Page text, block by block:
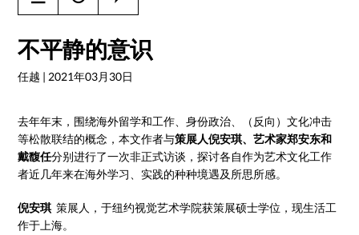
不平静的意识
任越 | 2021年03月30日
去年年末，围绕海外留学和工作、身份政治、（反向）文化冲击
等松散联结的概念，本文作者与策展人倪安琪、艺术家郑安东和
戴馥任分别进行了一次非正式访谈，探讨各自作为艺术文化工作
者近几年来在海外学习、实践的种种境遇及所思所感。
倪安琪 策展人，于纽约视觉艺术学院获策展硕士学位，现生活工
作于上海。